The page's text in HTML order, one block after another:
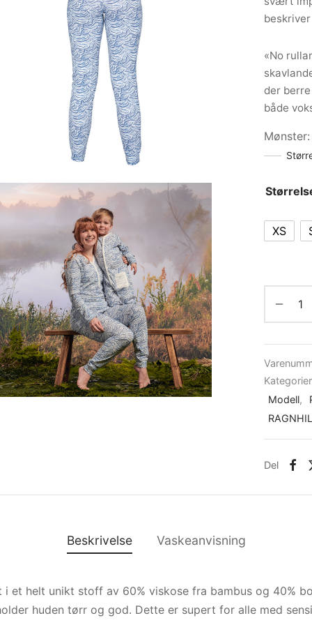
«No
der
både
Mønster
XS
Modell,
Del
Beskrivelse Vaskeanvisning
i et helt unikt stoff av 60% viskose fra bambus og 40%
huden tørr og god. Dette er supert for alle med